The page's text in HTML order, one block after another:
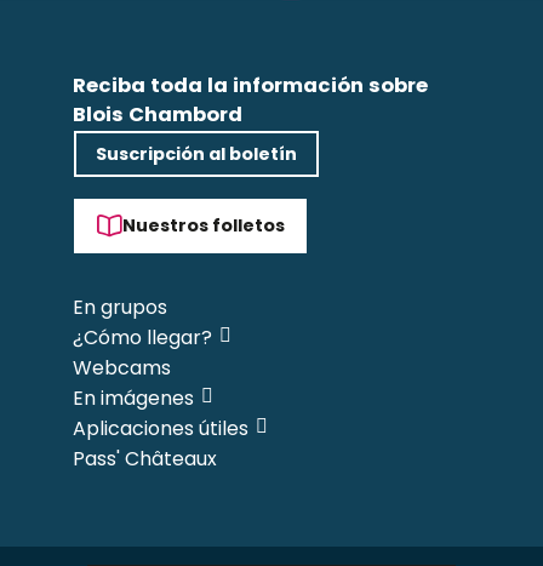
Reciba toda la información sobre
Blois Chambord
Suscripción al boletín
Nuestros folletos
En grupos
¿Cómo llegar?
Webcams
En imágenes
Aplicaciones útiles
Pass' Châteaux